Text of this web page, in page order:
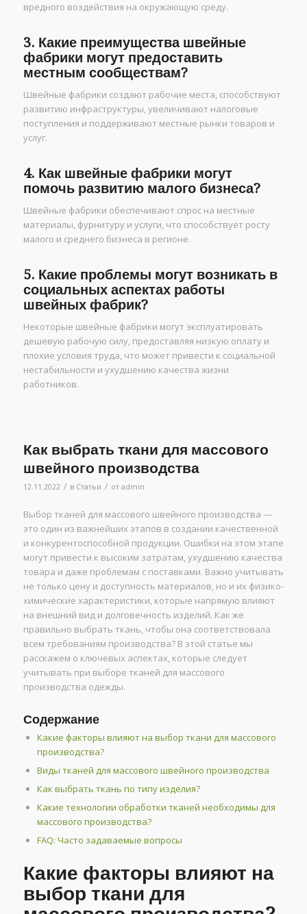
вредного воздействия на окружающую среду.
3. Какие преимущества швейные
фабрики могут предоставить
местным сообществам?
Швейные фабрики создают рабочие места, способствуют
развитию инфраструктуры, увеличивают налоговые
поступления и поддерживают местные рынки товаров и
услуг.
4. Как швейные фабрики могут
помочь развитию малого бизнеса?
Швейные фабрики обеспечивают спрос на местные
материалы, фурнитуру и услуги, что способствует росту
малого и среднего бизнеса в регионе.
5. Какие проблемы могут возникать в
социальных аспектах работы
швейных фабрик?
Некоторые швейные фабрики могут эксплуатировать
дешевую рабочую силу, предоставляя низкую оплату и
плохие условия труда, что может привести к социальной
нестабильности и ухудшению качества жизни
работников.
Как выбрать ткани для массового
швейного производства
12.11.2022 / в Статьи / от admin
Выбор тканей для массового швейного производства —
это один из важнейших этапов в создании качественной
и конкурентоспособной продукции. Ошибки на этом этапе
могут привести к высоким затратам, ухудшению качества
товара и даже проблемам с поставками. Важно учитывать
не только цену и доступность материалов, но и их физико-
химические характеристики, которые напрямую влияют
на внешний вид и долговечность изделий. Как же
правильно выбрать ткань, чтобы она соответствовала
всем требованиям производства? В этой статье мы
расскажем о ключевых аспектах, которые следует
учитывать при выборе тканей для массового
производства одежды.
Содержание
Какие факторы влияют на выбор ткани для массового
производства?
Виды тканей для массового швейного производства
Как выбрать ткань по типу изделия?
Какие технологии обработки тканей необходимы для
массового производства?
FAQ: Часто задаваемые вопросы
Какие факторы влияют на
выбор ткани для